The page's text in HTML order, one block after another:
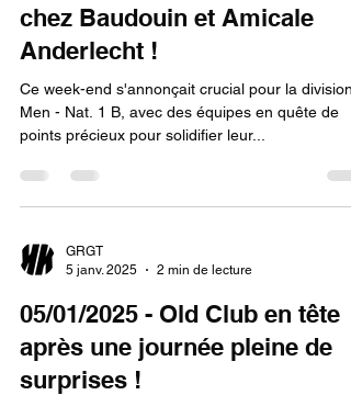
chez Baudouin et Amicale
Anderlecht !
Ce week-end s'annonçait crucial pour la division
Men - Nat. 1 B, avec des équipes en quête de
points précieux pour solidifier leur...
GRGT
5 janv. 2025
2 min de lecture
05/01/2025 - Old Club en tête
après une journée pleine de
surprises !